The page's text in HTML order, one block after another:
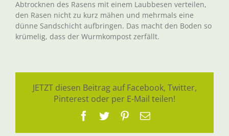
Abtrocknen des Rasens mit einem Laubbesen verteilen,
den Rasen nicht zu kurz mähen und mehrmals eine
dünne Sandschicht aufbringen. Das macht den Boden so
krümelig, dass der Wurmkompost zerfällt.
JETZT diesen Beitrag auf Facebook, Twitter,
Pinterest oder per E-Mail teilen!
Facebook
TwitterPinterest
E-